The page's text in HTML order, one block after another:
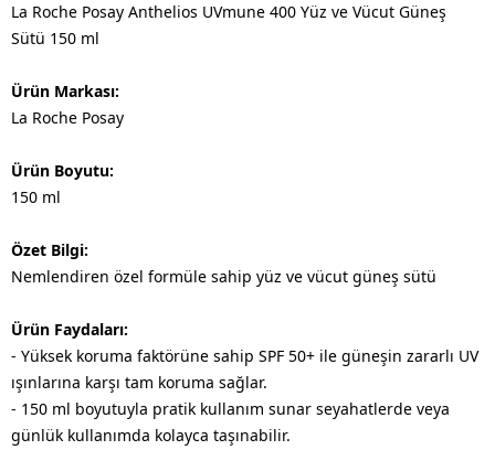
La Roche Posay Anthelios UVmune 400 Yüz ve Vücut Güneş
Sütü 150 ml
Ürün Markası:
La Roche Posay
Ürün Boyutu:
150 ml
Özet Bilgi:
Nemlendiren özel formüle sahip yüz ve vücut güneş sütü
Ürün Faydaları:
- Yüksek koruma faktörüne sahip SPF 50+ ile güneşin zararlı UV
ışınlarına karşı tam koruma sağlar.
- 150 ml boyutuyla pratik kullanım sunar seyahatlerde veya
günlük kullanımda kolayca taşınabilir.